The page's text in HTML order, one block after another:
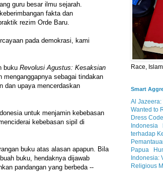
guru besar ilmu sejarah.
fakta dan
rezim Orde Baru.
pada demokrasi, kami
buku Revolusi Agustus: Kesaksian
menganggapnya sebagai tindakan
dan upaya mencerdaskan
untuk menjamin kebebasan
kebebasan sipil di
buku atas alasan apapun. Bila
buku, hendaknya dijawab
pandangan yang berbeda --
Race,
Smart
Al Jazeera:
Wanted to
Dress
Indonesia
terhadap
Papua
Indonesia:
Religious